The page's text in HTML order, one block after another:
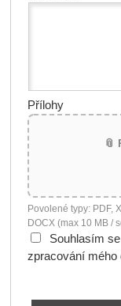
Přílohy
📎
Povolené typy: PDF,
DOCX (max 10 MB /
Souhlasím
zpracování mého